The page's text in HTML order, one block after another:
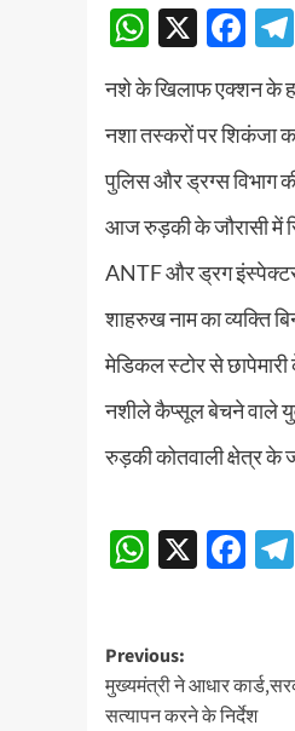
X
नशे के खिलाफ एक्शन के
नशा तस्करों पर शिकंजा
पुलिस और ड्रग्स विभाग
आज रुड़की के जौरासी में
ANTF और ड्रग
शाहरुख नाम का व्यक्ति
मेडिकल स्टोर से छापेमारी
नशीले कैप्सूल बेचने वाले
रुड़की कोतवाली क्षेत्र के
Continue
Reading
X
Post
navigation
Previous:
मुख्यमंत्री ने आधार
सत्यापन करने के निर्देश